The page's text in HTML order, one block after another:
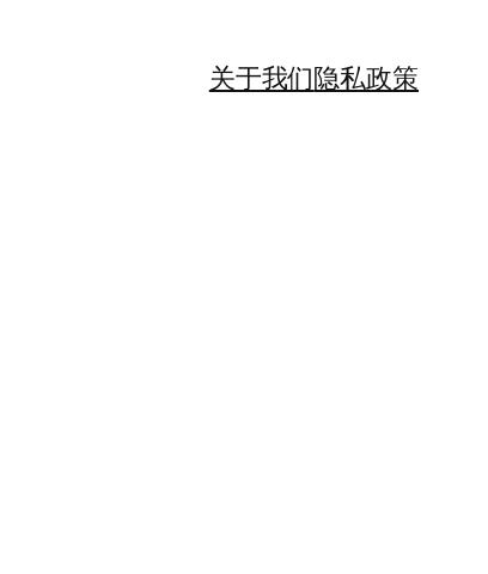
关于我们隐私政策